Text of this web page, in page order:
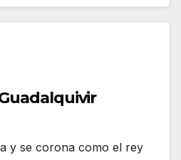
y se corona como el rey